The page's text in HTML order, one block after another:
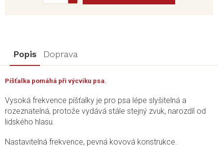
Popis Doprava
Píšťalka pomáhá při výcviku psa.
Vysoká frekvence píšťalky je pro psa lépe slyšitelná a
rozeznatelná, protože vydává stále stejný zvuk, narozdíl od
lidského hlasu.
Nastavitelná frekvence, pevná kovová konstrukce.